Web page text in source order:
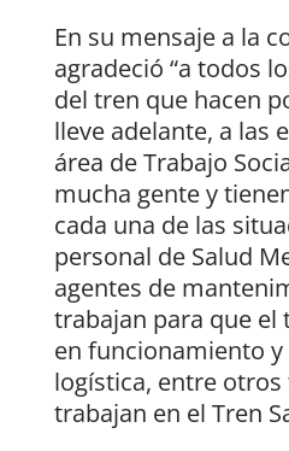
En su mensaje a la
agradeció “a todos
del tren que hacen
lleve adelante, a las
área de Trabajo
mucha gente y
cada una de las
personal de Salud
agentes de
trabajan para que el
en funcionamiento y
logística, entre
trabajan en el Tren